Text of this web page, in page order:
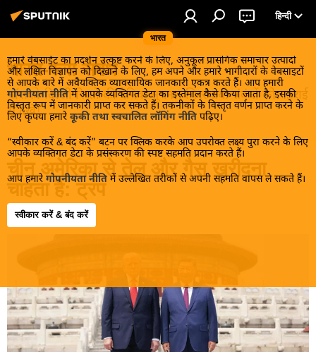
भारत
हिन्दी
हमारे वेबसाईट का प्रदर्शन उत्कृष्ट करने के लिए, अनुकूल प्रासंगिक समाचार उत्पादों
और लक्षित विज्ञापन को दिखाने के लिए, हम अपने और हमारे भागीदारों के वेबसाइटों
से आपके बारे में अवैयक्तिक व्यावसायिक जानकारी एकत्र करते हैं। आप हमारी
गोपनीयता नीति में आपके व्यक्तिगत डेटा का इस्तेमाल कैसे किया जाता है, इसकी
विस्तृत रूप में जानकारी प्राप्त कर सकते हैं। तकनीकों के विस्तृत वर्णन प्राप्त करने के
लिए कृपया हमारे कूकी तथा स्वचालित लॉगिंग नीति पढ़िए।
“स्वीकार करें & बंद करें” बटन पर क्लिक करके आप उपरोक्त लक्ष्य पुरा करने के लिए
आपके व्यक्तिगत डेटा के प्रसंस्करण की स्पष्ट सहमति प्रदान करते हैं।
आप हमारे गोपनीयता नीति में उल्लेखित तरीकों से अपनी सहमति वापस ले सकते हैं।
स्वीकार करें & बंद करें
भारत-रूस संबंध
मॉसको-दिल्ली रिश्तों की दैनिक सूचना। चिरस्थायी संबंधों को गहराई
से देखें!
चीन अमेरिका से तेल और गैस खरीदना
चाहता है: ट्रंप
10:29 15.05.2026